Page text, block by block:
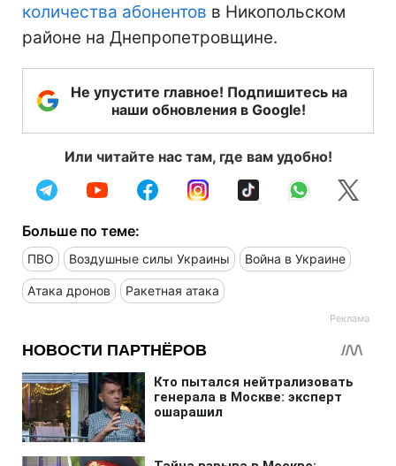
количества абонентов в Никопольском
районе на Днепропетровщине.
Не упустите главное! Подпишитесь на
наши обновления в Google!
Или читайте нас там, где вам удобно!
Больше по теме:
ПВО Воздушные силы Украины Война в Украине
Атака дронов Ракетная атака